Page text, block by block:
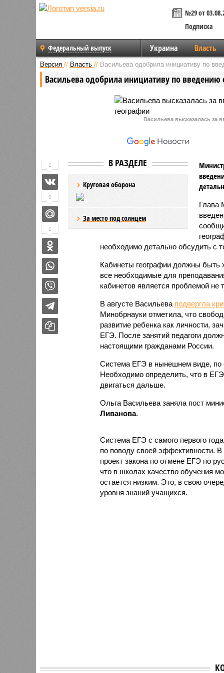
№29 от
Подписка
Федеральный выпуск Украина Власть
Версия // Власть // Васильева одобрила инициативу по
Васильева одобрила инициативу по введению
Васильева высказалась за
В РАЗДЕЛЕ
Круговая оборона
За место под солнцем
Глава
необходимо детально обсудить с
Кабинеты географии должны быть
все необходимые для
кабинетов является проблемой не
В августе Васильева подвергла
Минобрнауки отметила, что
развитие ребенка как личности,
ЕГЭ. После занятий педагоги
настоящими гражданами России.
Система ЕГЭ в нынешнем виде, по
Необходимо определить, что в
двигаться дальше.
Ольга Васильева заняла пост
Ливанова.
Система ЕГЭ с самого первого
по поводу своей эффективности.
проект закона по отмене ЕГЭ по
что в школах качество обучения
остается низким. Это, в свою
уровня знаний учащихся.
1
0
1